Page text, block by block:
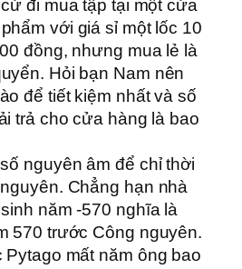
đi mua tập tại một cửa
với giá sỉ một lốc 10
đồng, nhưng mua lẻ là
Hỏi bạn Nam nên
để tiết kiệm nhất và số
trả cho cửa hàng là bao
nguyên âm để chỉ thời
Chẳng hạn nhà
năm -570 nghĩa là
570 trước Công nguyên.
Pytago mất năm ông bao